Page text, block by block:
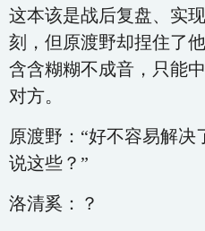
这本该是战后复盘、实
刻，但原渡野却捏住了
含含糊糊不成音，只能
对方。
原渡野：“好不容易解决
说这些？”
洛清奚：？